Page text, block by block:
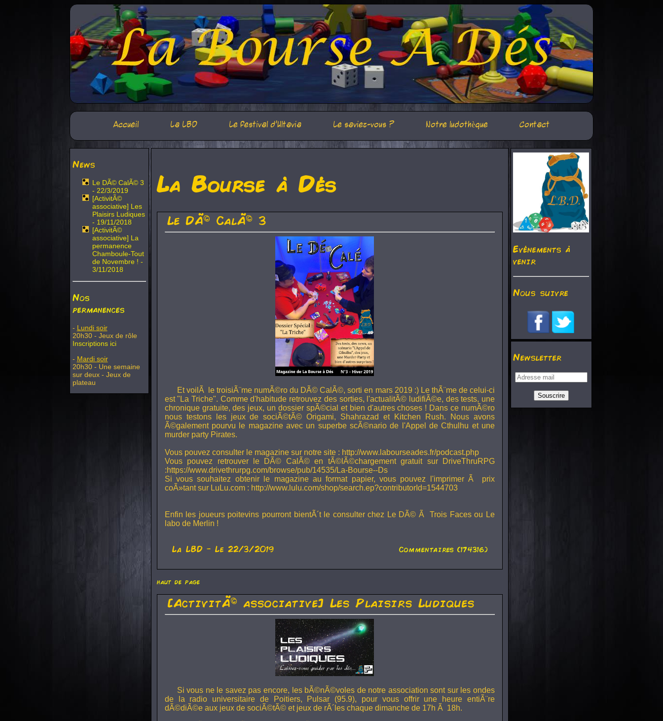
Accueil La LBD Le festival d'Ultavia Le saviez-vous ? Notre ludothèque Contact
News
Le DÃ© CalÃ© 3
- 22/3/2019
[ActivitÃ©
associative] Les
Plaisirs Ludiques
- 19/11/2018
[ActivitÃ©
associative] La
permanence
Chamboule-Tout
de Novembre ! -
3/11/2018
Nos
permanences
- Lundi soir
20h30 - Jeux de rôle
Inscriptions ici
- Mardi soir
20h30 - Une semaine
sur deux - Jeux de
plateau
La Bourse à Dés
Le DÃ© CalÃ© 3
Et voilÃ le troisiÃ¨me numÃ©ro du DÃ© CalÃ©, sorti en mars 2019 :) Le thÃ¨me de celui-ci
est "La Triche". Comme d'habitude retrouvez des sorties, l'actualitÃ© ludifiÃ©e, des tests, une
chronique gratuite, des jeux, un dossier spÃ©cial et bien d'autres choses ! Dans ce numÃ©ro
nous testons les jeux de sociÃ©tÃ© Origami, Shahrazad et Kitchen Rush. Nous avons
Ã©galement pourvu le magazine avec un superbe scÃ©nario de l'Appel de Cthulhu et une
murder party Pirates.
Vous pouvez consulter le magazine sur notre site : http://www.labourseades.fr/podcast.php
Vous pouvez retrouver le DÃ© CalÃ© en tÃ©lÃ©chargement gratuit sur DriveThruRPG
:https://www.drivethrurpg.com/browse/pub/14535/La-Bourse--Ds
Si vous souhaitez obtenir le magazine au format papier, vous pouvez l'imprimer Ã prix
coÃ»tant sur LuLu.com : http://www.lulu.com/shop/search.ep?contributorId=1544703
Enfin les joueurs poitevins pourront bientÃ´t le consulter chez Le DÃ© Ã Trois Faces ou Le
labo de Merlin !
La LBD - Le 22/3/2019 Commentaires (174316)
haut de page
[ActivitÃ© associative] Les Plaisirs Ludiques
Si vous ne le savez pas encore, les bÃ©nÃ©voles de notre association sont sur les ondes
de la radio universitaire de Poitiers, Pulsar (95.9), pour vous offrir une heure entiÃ¨re
dÃ©diÃ©e aux jeux de sociÃ©tÃ© et jeux de rÃ´les chaque dimanche de 17h Ã 18h.
Evénements à
venir
Nous suivre
Newsletter